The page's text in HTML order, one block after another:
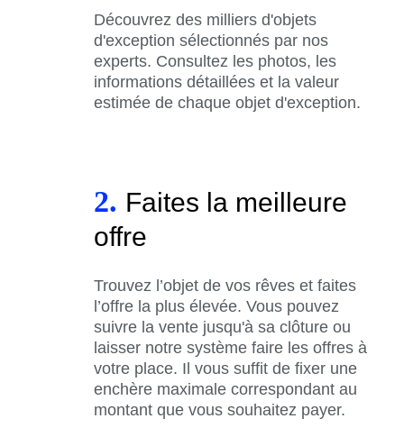
Découvrez des milliers d'objets
d'exception sélectionnés par nos
experts. Consultez les photos, les
informations détaillées et la valeur
estimée de chaque objet d'exception.
2. Faites la meilleure
offre
Trouvez l’objet de vos rêves et faites
l’offre la plus élevée. Vous pouvez
suivre la vente jusqu'à sa clôture ou
laisser notre système faire les offres à
votre place. Il vous suffit de fixer une
enchère maximale correspondant au
montant que vous souhaitez payer.